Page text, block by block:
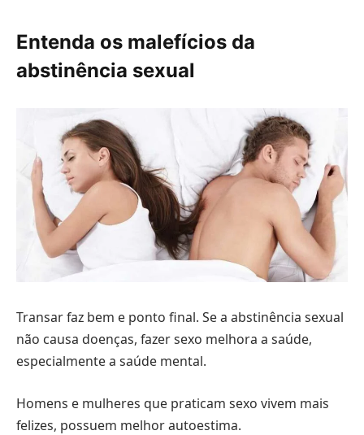
Entenda os malefícios da
abstinência sexual
Transar faz bem e ponto final. Se a abstinência sexual
não causa doenças, fazer sexo melhora a saúde,
especialmente a saúde mental.
Homens e mulheres que praticam sexo vivem mais
felizes, possuem melhor autoestima.